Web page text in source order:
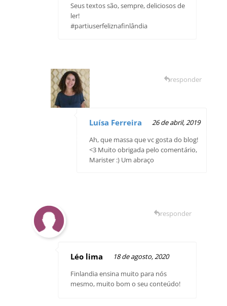
Seus textos são, sempre, deliciosos de
ler!
#partiuserfeliznafinlândia
Luísa Ferreira
26 de abril, 2019
Ah, que massa que vc gosta do blog!
<3 Muito obrigada pelo comentário,
Marister :) Um abraço
responder
Léo lima
18 de agosto, 2020
Finlandia ensina muito para nós
mesmo, muito bom o seu conteúdo!
responder